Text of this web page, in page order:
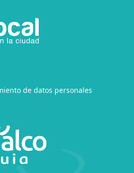
de datos personales